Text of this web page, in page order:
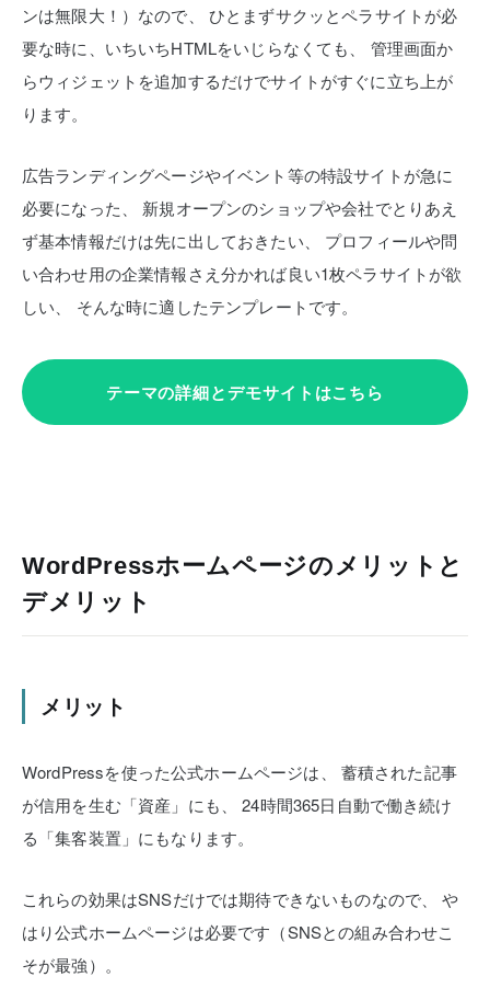
ンは無限大！）なので、
ひとまずサクッとペラサイトが必
要な時に、いちいちHTMLをいじらなくても、
管理画面か
らウィジェットを追加するだけでサイトがすぐに立ち上が
ります。
広告ランディングページやイベント等の特設サイトが急に
必要になった、
新規オープンのショップや会社でとりあえ
ず基本情報だけは先に出しておきたい、
プロフィールや問
い合わせ用の企業情報さえ分かれば良い1枚ペラサイトが欲
しい、
そんな時に適したテンプレートです。
テーマの詳細とデモサイトはこちら
WordPressホームページのメリットと
デメリット
メリット
WordPressを使った公式ホームページは、
蓄積された記事
が信用を生む「資産」にも、
24時間365日自動で働き続け
る「集客装置」にもなります。
これらの効果はSNSだけでは期待できないものなので、
や
はり公式ホームページは必要です（SNSとの組み合わせこ
そが最強）。